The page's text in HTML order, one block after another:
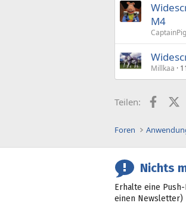
M4
Millkaa
Teilen:
Foren
Nichts
Erhalte eine
einen Newsletter)